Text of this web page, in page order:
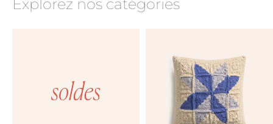
Explorez nos catégories